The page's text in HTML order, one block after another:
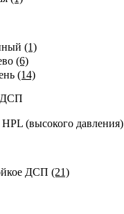
(1)
(6)
(14)
ДСП
(высокого давления)
ДСП (21)